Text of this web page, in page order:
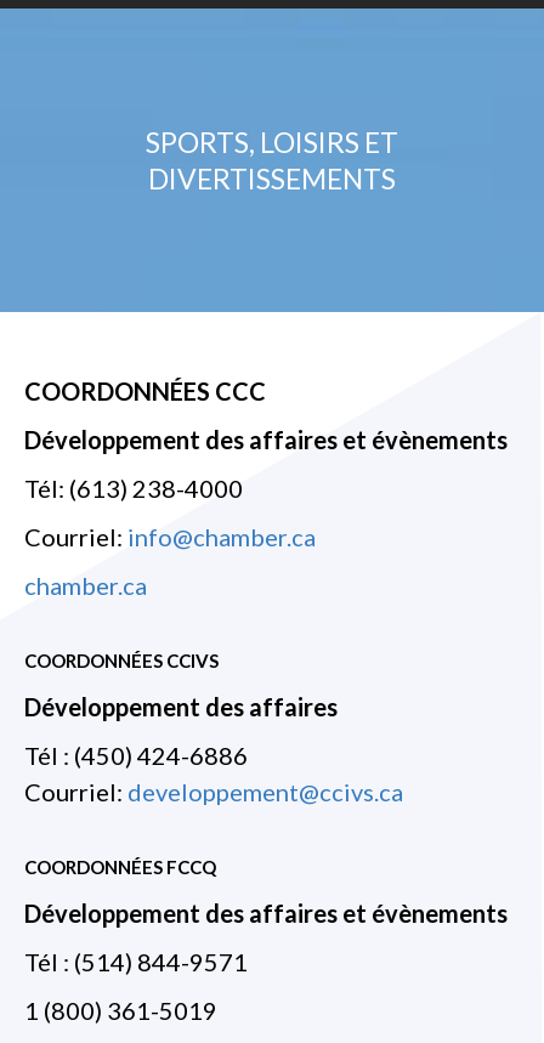
SPORTS, LOISIRS ET
DIVERTISSEMENTS
COORDONNÉES CCC
Développement des affaires et évènements
Tél: (613) 238-4000
Courriel: info@chamber.ca
chamber.ca
COORDONNÉES CCIVS
Développement des affaires
Tél : (450) 424-6886
Courriel: developpement@ccivs.ca
COORDONNÉES FCCQ
Développement des affaires et évènements
Tél : (514) 844-9571
1 (800) 361-5019